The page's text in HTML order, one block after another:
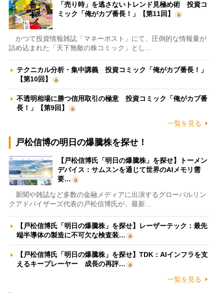
「売り時」を逃さないトレンド見極め術 投資コ
ミック「俺がカブ番長！」【第11回】
かつて投資情報雑誌「マネーポスト」にて、圧倒的な情報量が
詰め込まれた「天下無敵の株コミック」とし…
テクニカル分析・集中講義 投資コミック「俺がカブ番長！」
【第10回】
不透明相場に勝つ信用取引の極意 投資コミック「俺がカブ番
長！」【第9回】
一覧を見る
戸松信博の明日の爆騰株を探せ！
【戸松信博氏「明日の爆騰株」を探せ】トーメン
デバイス：サムスンを通じて世界のAIメモリ需
要…
新聞や雑誌など多数の金融メディアに出演するグローバルリン
クアドバイザーズ代表の戸松信博氏が、最新…
【戸松信博氏「明日の爆騰株」を探せ】レーザーテック：最先
端半導体の製造に不可欠な検査装…
【戸松信博氏「明日の爆騰株」を探せ】TDK：AIインフラを支
えるキープレーヤー 成長の再評…
一覧を見る